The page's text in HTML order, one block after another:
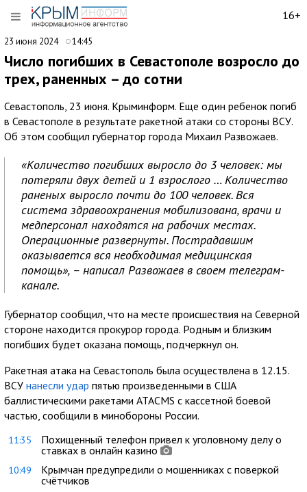
16+
23 июня 2024 14:45
Число погибших в Севастополе возросло до
трех, раненных – до сотни
Севастополь, 23 июня. Крыминформ. Еще один ребенок погиб
в Севастополе в результате ракетной атаки со стороны ВСУ.
Об этом сообщил губернатор города Михаил Развожаев.
«Количество погибших выросло до 3 человек: мы
потеряли двух детей и 1 взрослого … Количество
раненых выросло почти до 100 человек. Вся
система здравоохранения мобилизована, врачи и
медперсонал находятся на рабочих местах.
Операционные развернуты. Пострадавшим
оказывается вся необходимая медицинская
помощь», – написал Развожаев в своем телеграм-
канале.
Губернатор сообщил, что на месте происшествия на Северной
стороне находится прокурор города. Родным и близким
погибших будет оказана помощь, подчеркнул он.
Ракетная атака на Севастополь была осуществлена в 12.15.
ВСУ нанесли удар пятью произведенными в США
баллистическими ракетами ATACMS с кассетной боевой
частью, сообщили в минобороны России.
11:35
Похищенный телефон привел к уголовному делу о
ставках в онлайн казино
10:49
Крымчан предупредили о мошенниках с поверкой
счётчиков